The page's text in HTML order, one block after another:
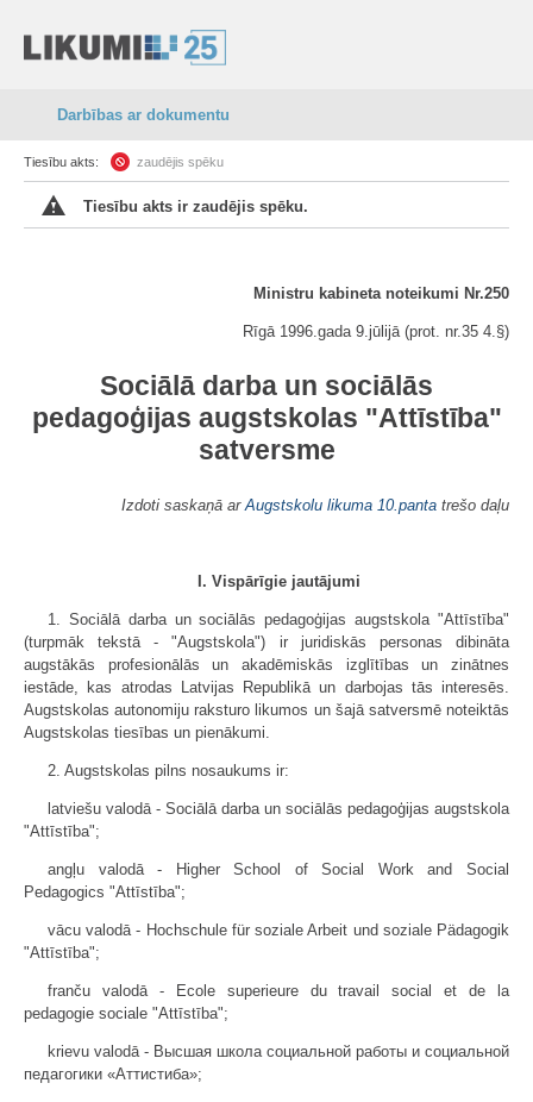
Darbības ar dokumentu
Tiesību akts: zaudējis spēku
Tiesību akts ir zaudējis spēku.
Ministru kabineta noteikumi Nr.250
Rīgā 1996.gada 9.jūlijā (prot. nr.35 4.§)
Sociālā darba un sociālās
pedagoģijas augstskolas "Attīstība"
satversme
Izdoti saskaņā arAugstskolu likuma 10.panta trešo daļu
I. Vispārīgie jautājumi
1. Sociālā darba un sociālās pedagoģijas augstskola "Attīstība"
(turpmāk tekstā - "Augstskola") ir juridiskās personas dibināta
augstākās profesionālās un akadēmiskās izglītības un zinātnes
iestāde, kas atrodas Latvijas Republikā un darbojas tās interesēs.
Augstskolas autonomiju raksturo likumos un šajā satversmē noteiktās
Augstskolas tiesības un pienākumi.
2. Augstskolas pilns nosaukums ir:
latviešu valodā - Sociālā darba un sociālās pedagoģijas augstskola
"Attīstība";
angļu valodā - Higher School of Social Work and Social
Pedagogics "Attīstība";
vācu valodā - Hochschule für soziale Arbeit und soziale Pädagogik
"Attīstība";
franču valodā - Ecole superieure du travail social et de la
pedagogie sociale "Attīstība";
krievu valodā - Высшая школа социальной работы и социальной
педагогики «Аттистиба»;